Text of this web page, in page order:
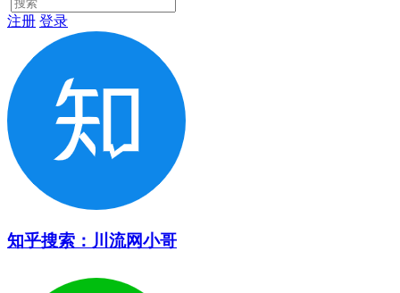
注册 登录
知乎搜索：川流网小哥